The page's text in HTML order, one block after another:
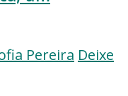
Pereira Deixe